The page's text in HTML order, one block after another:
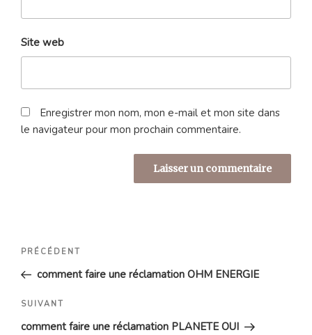
Site web
Enregistrer mon nom, mon e-mail et mon site dans
le navigateur pour mon prochain commentaire.
Navigation
l’article
Article
précédent
PRÉCÉDENT
comment faire une réclamation OHM ENERGIE
Article
suivant
SUIVANT
comment faire une réclamation PLANETE OUI